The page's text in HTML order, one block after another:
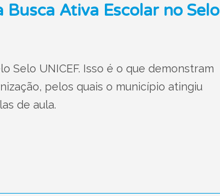
Ativa Escolar no Selo
Selo UNICEF. Isso é o que demonstram
pelos quais o município atingiu
de aula.